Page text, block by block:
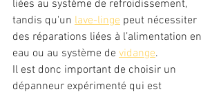
liées au système de refroidissement,
tandis qu'un lave-linge peut nécessiter
des réparations liées à l’alimentation en
eau ou au système de vidange.
Il est donc important de choisir un
dépanneur expérimenté qui est